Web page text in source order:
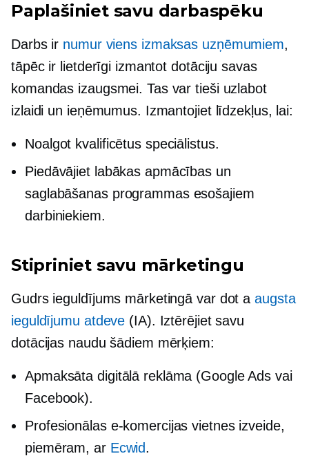
Paplašiniet savu darbaspēku
Darbs ir numur viens izmaksas uzņēmumiem,
tāpēc ir lietderīgi izmantot dotāciju savas
komandas izaugsmei. Tas var tieši uzlabot
izlaidi un ieņēmumus. Izmantojiet līdzekļus, lai:
Noalgot kvalificētus speciālistus.
Piedāvājiet labākas apmācības un
saglabāšanas programmas esošajiem
darbiniekiem.
Stipriniet savu mārketingu
Gudrs ieguldījums mārketingā var dot aaugsta
ieguldījumu atdeve (IA). Iztērējiet savu
dotācijas naudu šādiem mērķiem:
Apmaksāta digitālā reklāma (Google Ads vai
Facebook).
Profesionālas e-komercijas vietnes izveide,
piemēram, ar Ecwid.